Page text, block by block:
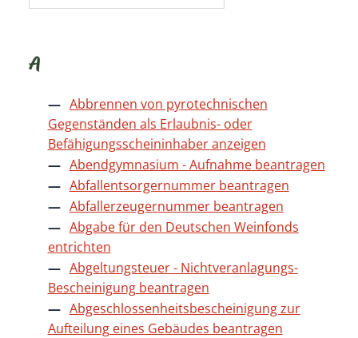
A
Abbrennen von pyrotechnischen
Gegenständen als Erlaubnis- oder
Befähigungsscheininhaber anzeigen
Abendgymnasium - Aufnahme beantragen
Abfallentsorgernummer beantragen
Abfallerzeugernummer beantragen
Abgabe für den Deutschen Weinfonds
entrichten
Abgeltungsteuer - Nichtveranlagungs-
Bescheinigung beantragen
Abgeschlossenheitsbescheinigung zur
Aufteilung eines Gebäudes beantragen